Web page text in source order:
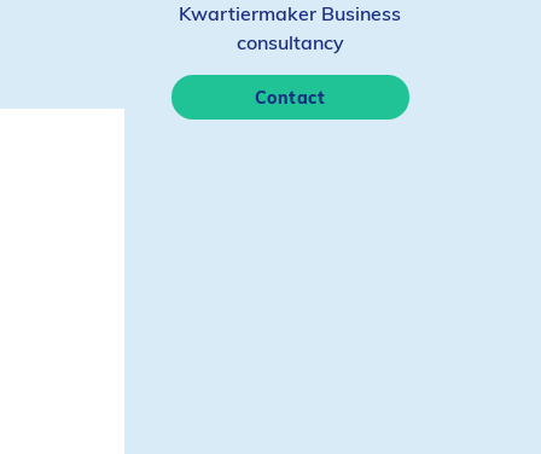
Kwartiermaker Business
consultancy
Contact